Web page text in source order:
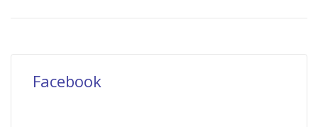
Facebook